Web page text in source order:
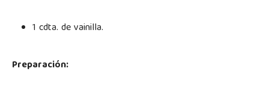
1 cdta. de vainilla.
Preparación: